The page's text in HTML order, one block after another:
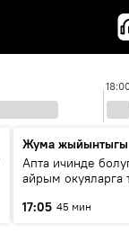
Жума жыйынтыгы
Апта ичинде
айрым окуяларга
17:05 45 мин